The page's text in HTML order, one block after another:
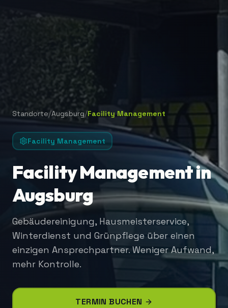
Standorte/Augsburg/Facility Management
Facility Management
Facility Management in
Augsburg
Gebäudereinigung, Hausmeisterservice,
Winterdienst und Grünpflege über einen
einzigen Ansprechpartner. Weniger Aufwand,
mehr Kontrolle.
TERMIN BUCHEN